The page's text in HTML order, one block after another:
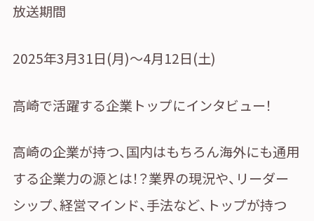
放送期間
2025年3月31日(月)～4月12日(土)
高崎で活躍する企業トップにインタビュー！
高崎の企業が持つ、国内はもちろん海外にも通用
する企業力の源とは！？業界の現況や、リーダー
シップ、経営マインド、手法など、トップが持つ